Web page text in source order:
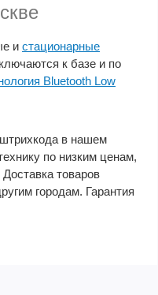
и стационарные
к базе и по
Bluetooth Low
в нашем
по низким ценам,
товаров
городам. Гарантия